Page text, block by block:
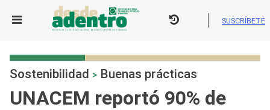
SUSCRÍBETE
Sostenibilidad > Buenas prácticas
UNACEM reportó 90% de